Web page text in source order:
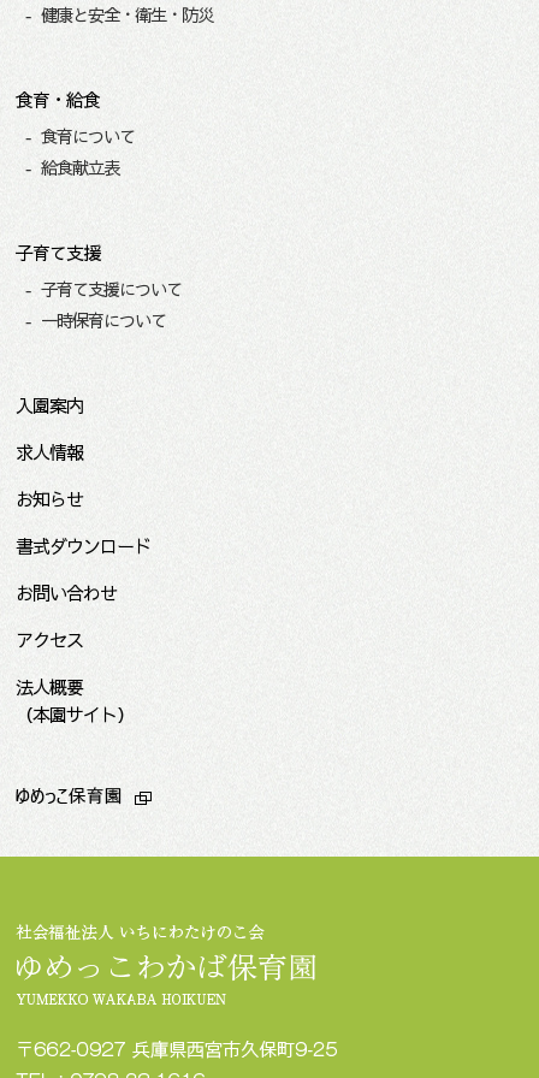
健康と安全・衛生・防災
食育・給食
食育について
給食献立表
子育て支援
子育て支援について
一時保育について
入園案内
求人情報
お知らせ
書式ダウンロード
お問い合わせ
アクセス
法人概要
（本園サイト）